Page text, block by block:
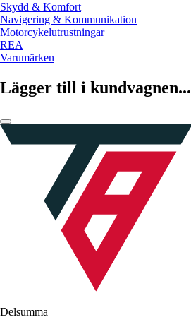
Skydd & Komfort
Navigering & Kommunikation
Motorcykelutrustningar
REA
Varumärken
Lägger till i kundvagnen...
Delsumma